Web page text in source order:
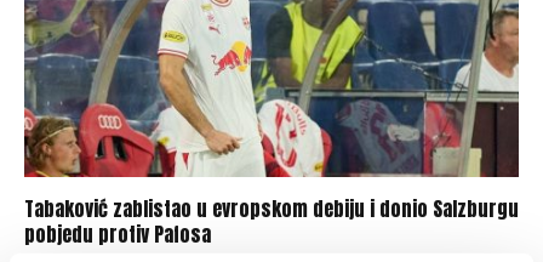
Tabaković zablistao u evropskom debiju i donio Salzburgu
pobjedu protiv Pafosa